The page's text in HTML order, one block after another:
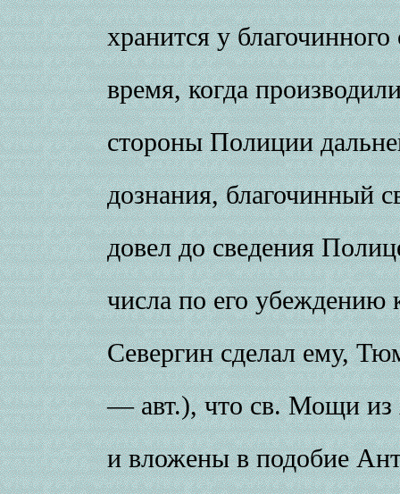
хранится у
время, когда
стороны Полиции
дознания, благочинный
довел до сведения
числа по его убеждению
Севергин сделал ему,
— авт.), что св. Мощи
и вложены в подобие